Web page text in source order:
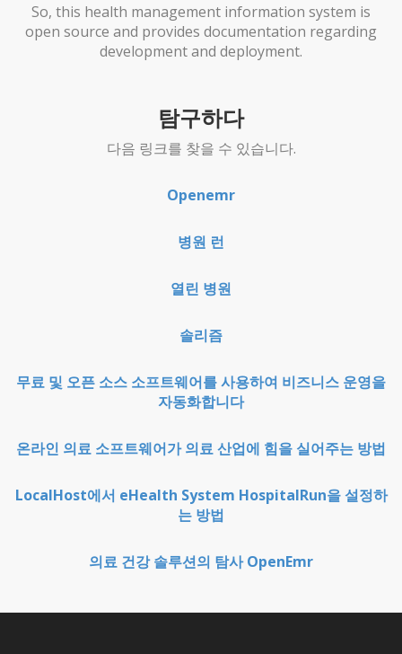
So, this health management information system is
open source and provides documentation regarding
development and deployment.
탐구하다
다음 링크를 찾을 수 있습니다.
Openemr
병원 런
열린 병원
솔리즘
무료 및 오픈 소스 소프트웨어를 사용하여 비즈니스 운영을
자동화합니다
온라인 의료 소프트웨어가 의료 산업에 힘을 실어주는 방법
LocalHost에서 eHealth System HospitalRun을 설정하
는 방법
의료 건강 솔루션의 탐사 OpenEmr